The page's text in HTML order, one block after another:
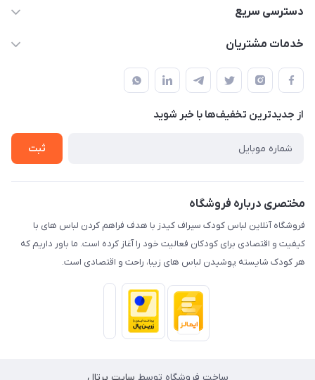
09178110667
پاسارگارد۷ – کنار نانوایی – دفتر مجموعه سیراف
دسترسی سریع
حساب کاربری
درباره ما
تماس با ما
خدمات مشتریان
قوانین و مقررات
حریم خصوصی
راهنما
از جدید‌ترین تخفیف‌ها با‌ خبر شوید
ثبت
مختصری درباره فروشگاه
فروشگاه آنلاین لباس کودک سیراف کیدز با هدف فراهم کردن لباس های با
کیفیت و اقتصادی برای کودکان فعالیت خود را آغاز کرده است. ما باور داریم که
هر کودک شایسته پوشیدن لباس های زیبا، راحت و اقتصادی است.